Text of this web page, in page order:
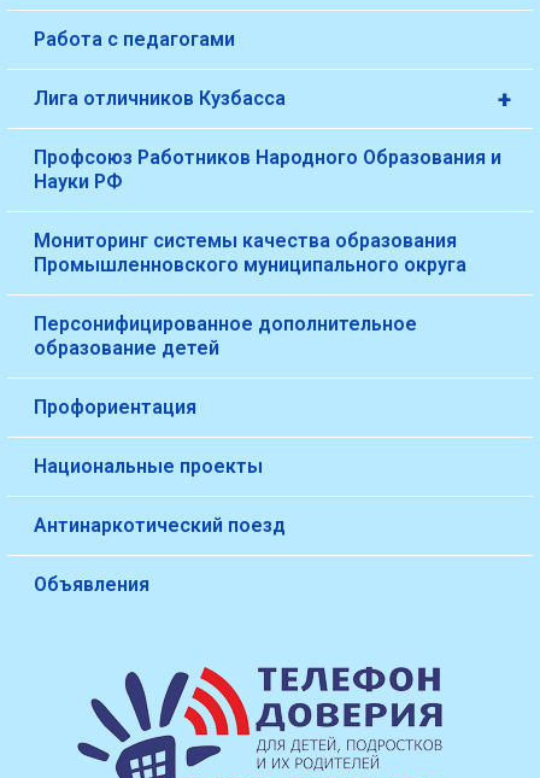
Работа с педагогами
+
Лига отличников Кузбасса
Профсоюз Работников Народного Образования и
Науки РФ
Мониторинг системы качества образования
Промышленновского муниципального округа
Персонифицированное дополнительное
образование детей
Профориентация
Национальные проекты
Антинаркотический поезд
Объявления